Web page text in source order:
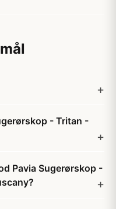
- Tritan -
Pavia Sugerørskop -